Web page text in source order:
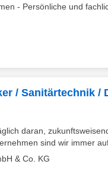
- Persönliche und
/ Sanitärtechnik /
daran,
sind wir immer auf
& Co. KG